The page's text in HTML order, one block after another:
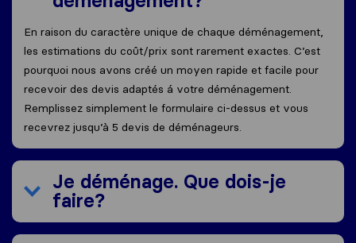
En raison du caractère unique de chaque déménagement,
les estimations du coût/prix sont rarement exactes. C’est
pourquoi nous avons créé un moyen rapide et facile pour
recevoir des devis adaptés á votre déménagement.
Remplissez simplement le formulaire ci-dessus et vous
recevrez jusqu’à 5 devis de déménageurs.
Je déménage. Que dois-je
faire?